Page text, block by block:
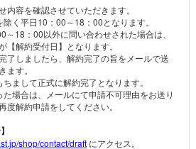
容を確認させていただきます。
く平日10：00～18：00となります。
18：00以外に問い合わせされた場合は、
【解約受付日】となります。
了しましたら、解約完了の旨をメールで送
ます。
まして正式に解約完了となります。
場合は、メールにて申請不可理由をお送り
度解約申請をしてください。
shop/contact/draft にアクセス。